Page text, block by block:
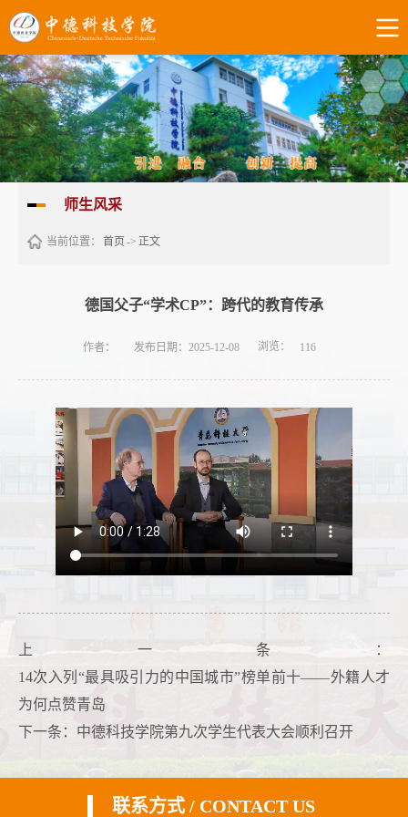
师生风采
当前位置： 首页 -> 正文
德国父子“学术CP”：跨代的教育传承
作者： 发布日期：2025-12-08 浏览： 116
上一条：
14次入列“最具吸引力的中国城市”榜单前十——外籍人才
为何点赞青岛
下一条： 中德科技学院第九次学生代表大会顺利召开
联系方式 / CONTACT US